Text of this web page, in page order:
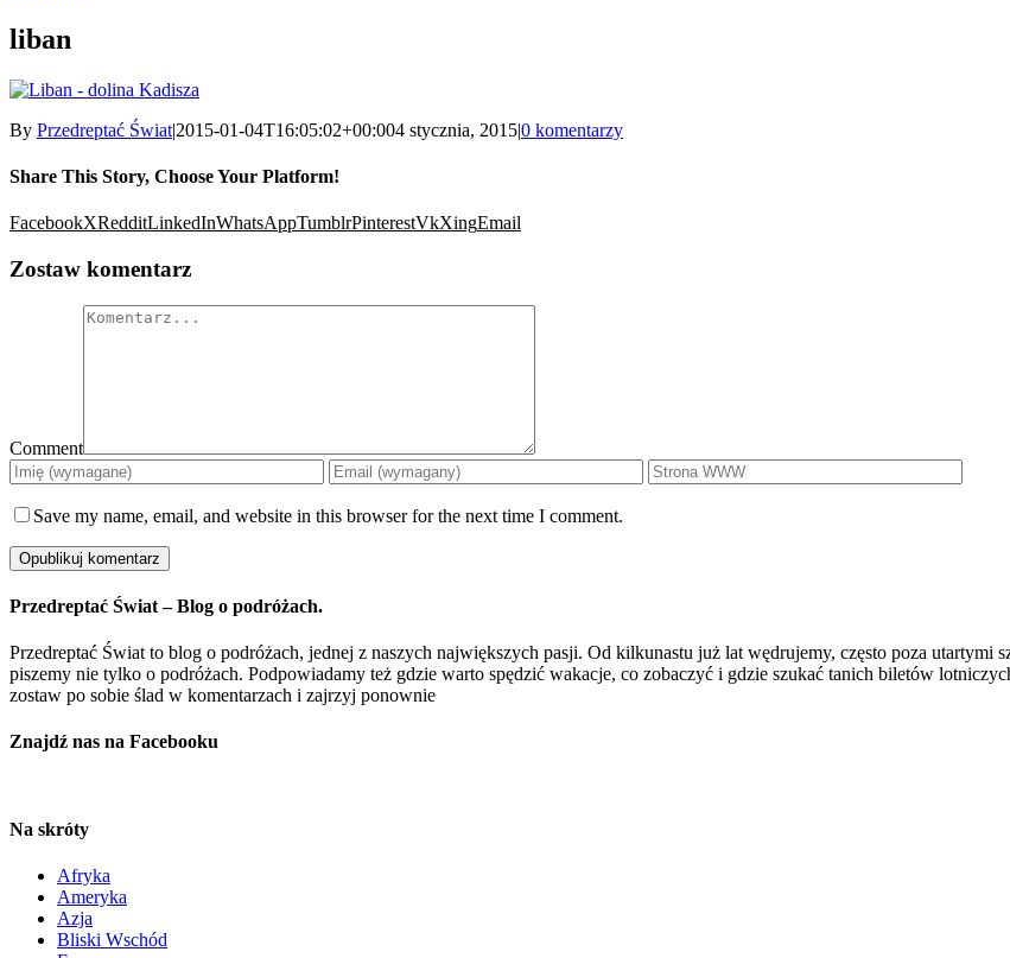
liban
By Przedreptać Świat|2015-01-04T16:05:02+00:004 stycznia, 2015|0 komentarzy
Share This Story, Choose Your Platform!
FacebookXRedditLinkedInWhatsAppTumblrPinterestVkXingEmail
Zostaw komentarz
Comment
Save my name, email, and website in this browser for the next time I comment.
Przedreptać Świat – Blog o podróżach.
Przedreptać Świat to blog o podróżach, jednej z naszych największych pasji. Od kilkunastu już lat wędrujemy, często poza
piszemy nie tylko o podróżach. Podpowiadamy też gdzie warto spędzić wakacje, co zobaczyć i gdzie szukać tanich biletów
zostaw po sobie ślad w komentarzach i zajrzyj ponownie
Znajdź nas na Facebooku
Na skróty
Afryka
Ameryka
Azja
Bliski Wschód